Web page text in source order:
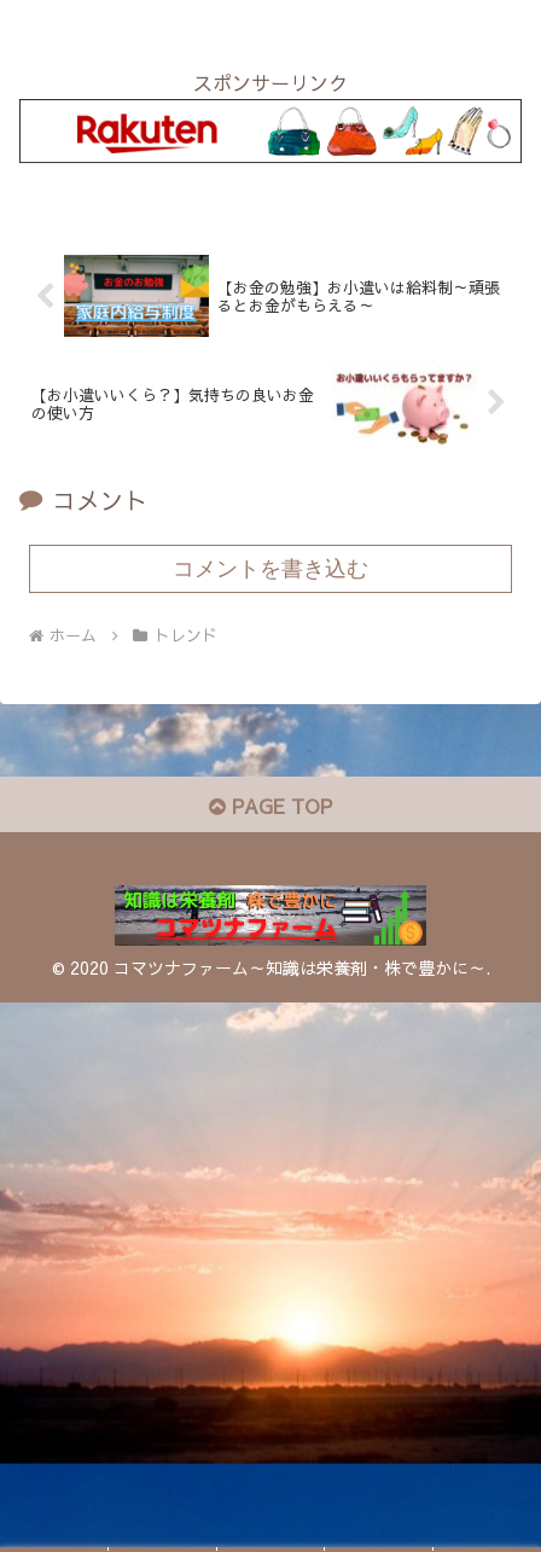
スポンサーリンク
【お金の勉強】お小遣いは給料制～頑張
るとお金がもらえる～
【お小遣いいくら？】気持ちの良いお金
の使い方
コメント
コメントを書き込む
ホーム トレンド
PAGE TOP
© 2020 コマツナファーム～知識は栄養剤・株で豊かに～.